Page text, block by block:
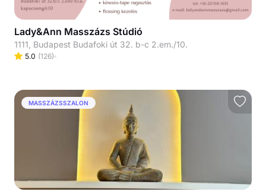
Lady&Ann Masszázs Stúdió
1111, Budapest Budafoki út 32. b-c 2.em./10.
5.0 (126)
MASSZÁZSSZALON